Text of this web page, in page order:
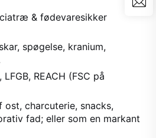
& fødevaresikker
spøgelse, kranium,
LFGB, REACH (FSC på
ost, charcuterie, snacks,
fad; eller som en markant